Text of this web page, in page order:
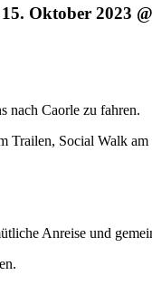
15. Oktober 2023
nach Caorle zu fahren.
Trailen, Social Walk
Anreise und